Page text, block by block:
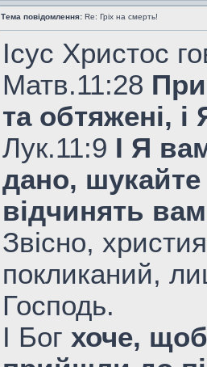
Тема повідомлення: Re: Гріх на смерть!
Ісус Христос
Матв.11:28
та обтяжені,
Лук.11:9 І Я
дано, шукайте
відчинять
Звісно,
покликаний,
Господь.
І Бог хоче,